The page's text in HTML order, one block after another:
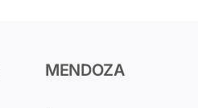
MENDOZA